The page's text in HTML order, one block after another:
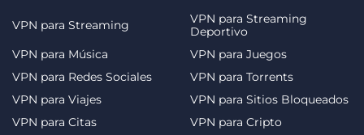
VPN para Streaming
VPN para Streaming
Deportivo
VPN para Música
VPN para Juegos
VPN para Redes Sociales
VPN para Torrents
VPN para Viajes
VPN para Sitios Bloqueados
VPN para Citas
VPN para Cripto